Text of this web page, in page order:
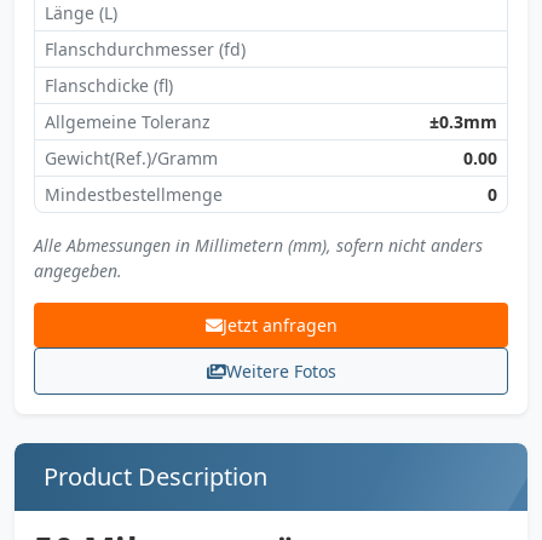
Länge (L)
Flanschdurchmesser (fd)
Flanschdicke (fl)
Allgemeine Toleranz
±0.3mm
Gewicht(Ref.)/Gramm
0.00
Mindestbestellmenge
0
Alle Abmessungen in Millimetern (mm), sofern nicht anders
angegeben.
Jetzt anfragen
Weitere Fotos
Product Description